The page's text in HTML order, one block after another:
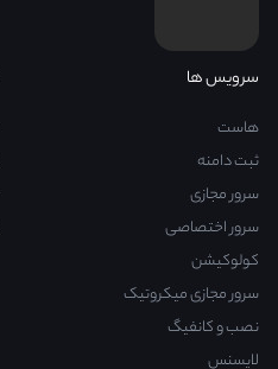
سرویس ها
هاست
ثبت دامنه
سرور مجازی
سرور اختصاصی
کولوکیشن
سرور مجازی میکروتیک
نصب و کانفیگ
لایسنس